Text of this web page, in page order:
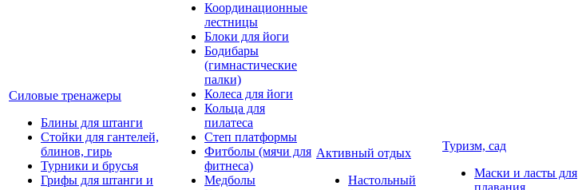
Силовые тренажеры
Блины для штанги
Стойки для гантелей,
блинов, гирь
Турники и брусья
Грифы для штанги и
Координационные
лестницы
Блоки для йоги
Бодибары
(гимнастические
палки)
Колеса для йоги
Кольца для
пилатеса
Степ платформы
Фитболы (мячи для
фитнеса)
Медболы
Активный отдых
Настольный
Туризм, сад
Маски и ласты для
плавания